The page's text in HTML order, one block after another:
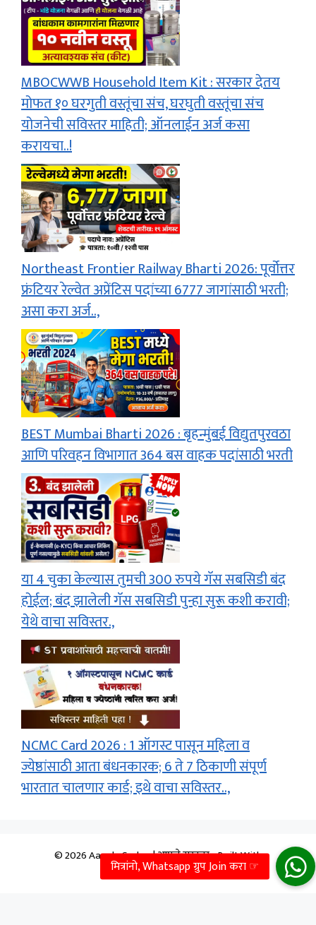
MBOCWWB Household Item Kit : सरकार देतय
मोफत १० घरगुती वस्तूंचा संच, घरघुती वस्तूंचा संच
योजनेची सविस्तर माहिती; ऑनलाईन अर्ज कसा
करायचा..!
Northeast Frontier Railway Bharti 2026: पूर्वोत्तर
फ्रंटियर रेल्वेत अप्रेंटिस पदांच्या 6777 जागांसाठी भरती;
असा करा अर्ज..,
BEST Mumbai Bharti 2026 : बृहन्मुंबई विद्युतपुरवठा
आणि परिवहन विभागात 364 बस वाहक पदांसाठी भरती
या 4 चुका केल्यास तुमची 300 रुपये गॅस सबसिडी बंद
होईल; बंद झालेली गॅस सबसिडी पुन्हा सुरू कशी करावी;
येथे वाचा सविस्तर.,
NCMC Card 2026 : 1 ऑगस्ट पासून महिला व
ज्येष्ठांसाठी आता बंधनकारक; 6 ते 7 ठिकाणी संपूर्ण
भारतात चालणार कार्ड; इथे वाचा सविस्तर..,
© 2026 Aapale Sarkar | आपले सरकार• Built With
GeneratePress